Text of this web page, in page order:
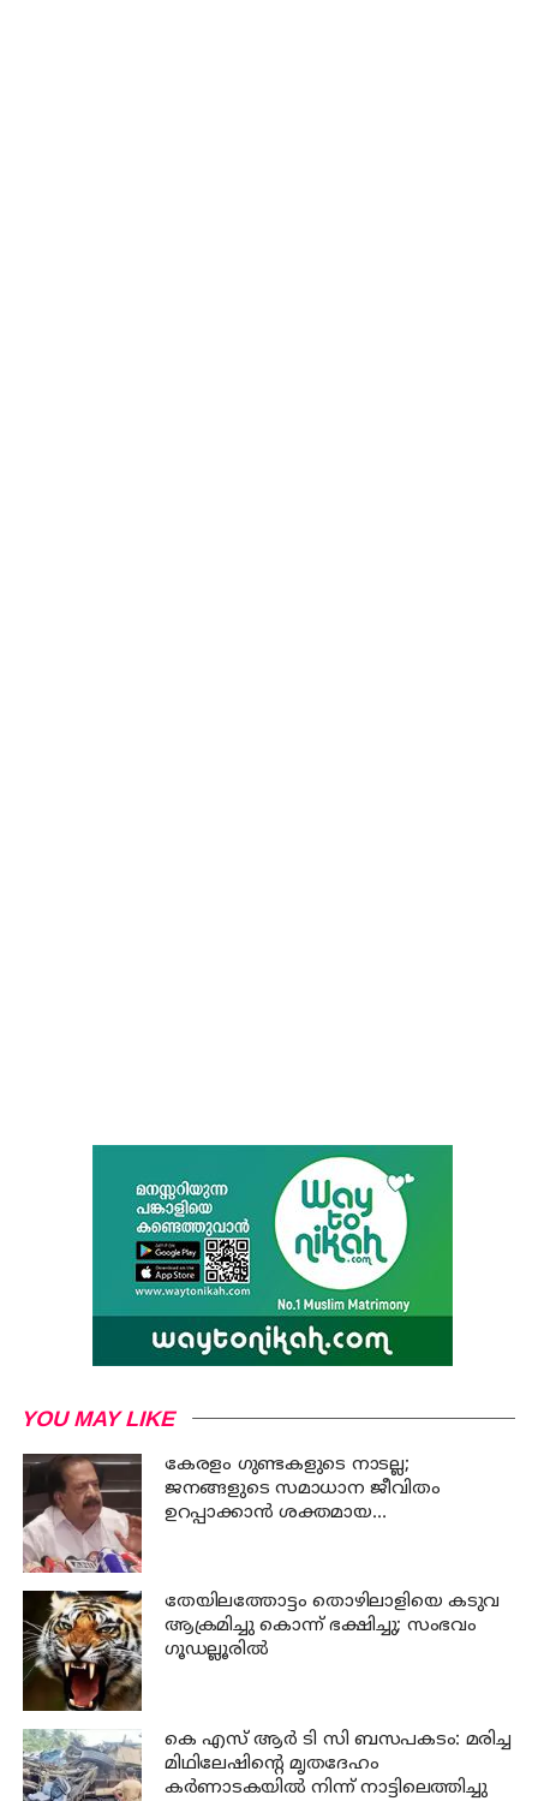
YOU MAY LIKE
കേരളം ഗുണ്ടകളുടെ നാടല്ല;
ജനങ്ങളുടെ സമാധാന ജീവിതം
ഉറപ്പാക്കാന്‍ ശക്തമായ
തേയിലത്തോട്ടം തൊഴിലാളിയെ കടുവ
ആക്രമിച്ചു കൊന്ന് ഭക്ഷിച്ചു; സംഭവം
ഗൂഡല്ലൂരില്‍
കെ എസ് ആര്‍ ടി സി ബസപകടം: മരിച്ച
മിഥിലേഷിന്റെ മൃതദേഹം
കര്‍ണാടകയില്‍ നിന്ന് നാട്ടിലെത്തിച്ചു